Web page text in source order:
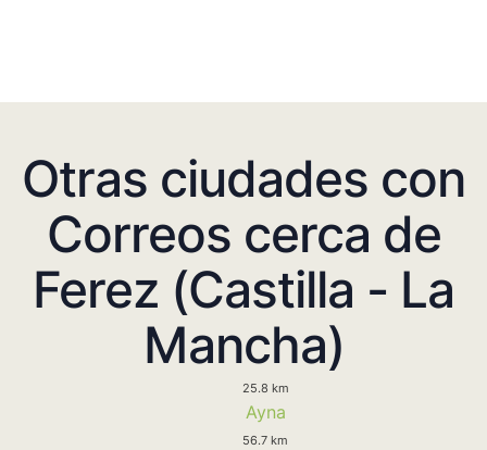
Otras ciudades con
Correos cerca de
Ferez (Castilla - La
Mancha)
25.8 km
Ayna
56.7 km